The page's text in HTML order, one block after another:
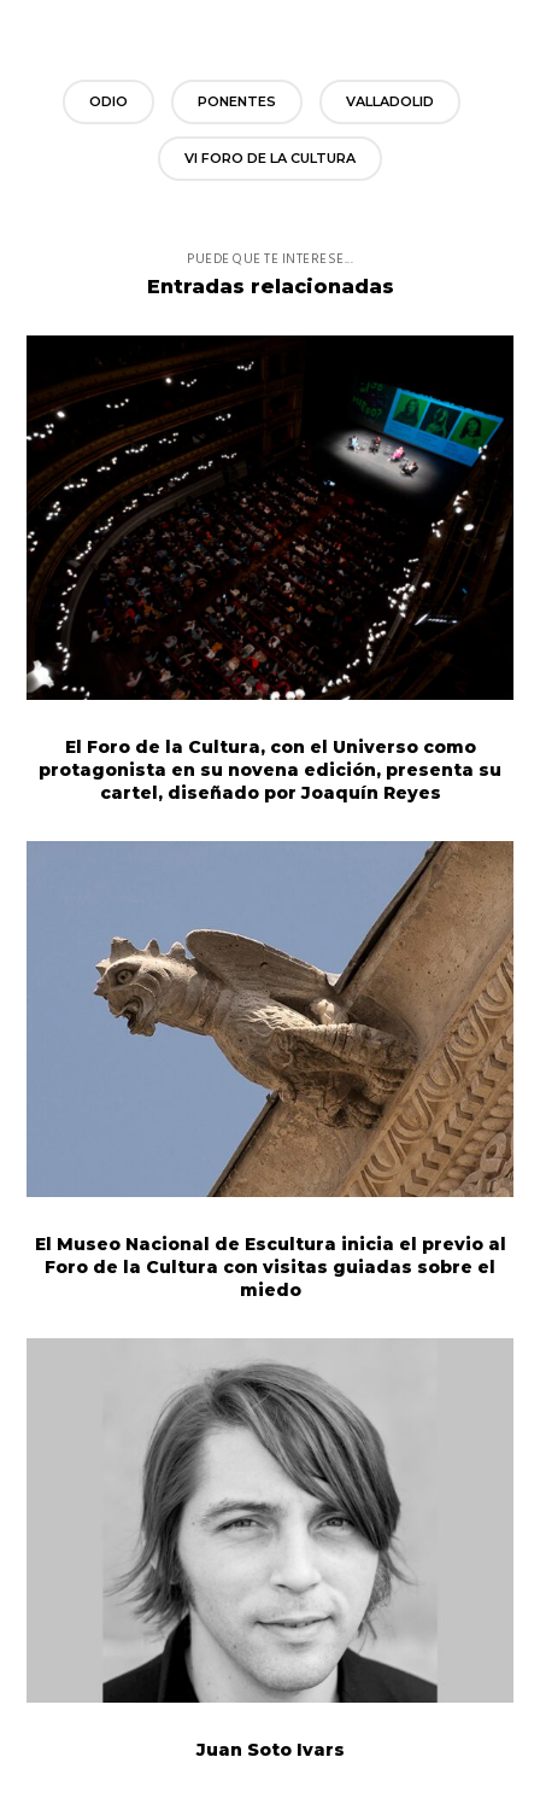
ODIO PONENTES VALLADOLID
VI FORO DE LA CULTURA
PUEDE QUE TE INTERESE...
Entradas relacionadas
El Foro de la Cultura, con el Universo como
protagonista en su novena edición, presenta su
cartel, diseñado por Joaquín Reyes
El Museo Nacional de Escultura inicia el previo al
Foro de la Cultura con visitas guiadas sobre el
miedo
Juan Soto Ivars